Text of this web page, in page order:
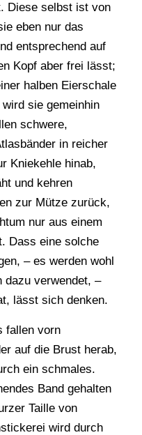
Diese selbst ist von
eben nur das
entsprechend auf
Kopf aber frei lässt;
halben Eierschale
sie gemeinhin
schwere,
in reicher
Kniekehle hinab,
und kehren
zur Mütze zurück,
nur aus einem
Dass eine solche
– es werden wohl
verwendet, –
lässt sich denken.
fallen vorn
auf die Brust herab,
ein schmales.
Band gehalten
Taille von
wird durch